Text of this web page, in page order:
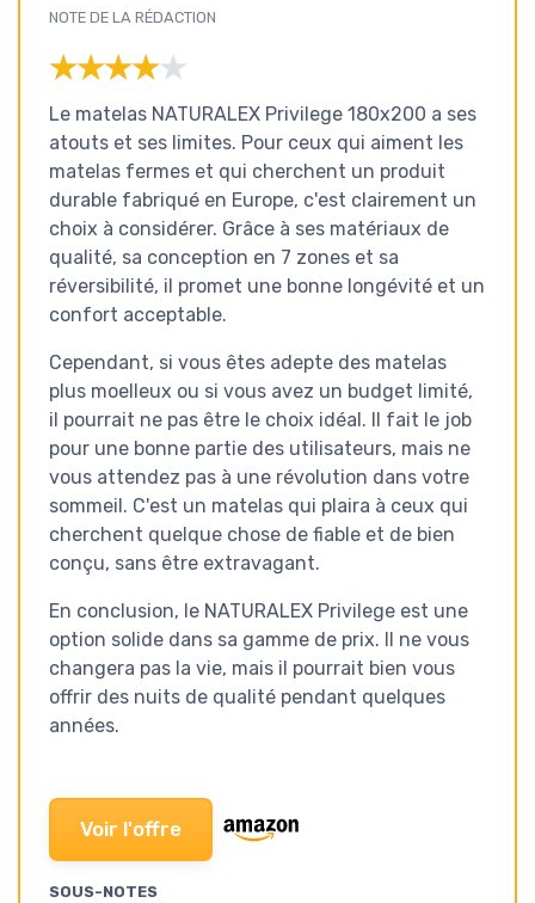
NOTE DE LA RÉDACTION
★★★★★
★★★★★
Le matelas NATURALEX Privilege 180x200 a ses
atouts et ses limites. Pour ceux qui aiment les
matelas fermes et qui cherchent un produit
durable fabriqué en Europe, c'est clairement un
choix à considérer. Grâce à ses matériaux de
qualité, sa conception en 7 zones et sa
réversibilité, il promet une bonne longévité et un
confort acceptable.
Cependant, si vous êtes adepte des matelas
plus moelleux ou si vous avez un budget limité,
il pourrait ne pas être le choix idéal. Il fait le job
pour une bonne partie des utilisateurs, mais ne
vous attendez pas à une révolution dans votre
sommeil. C'est un matelas qui plaira à ceux qui
cherchent quelque chose de fiable et de bien
conçu, sans être extravagant.
En conclusion, le NATURALEX Privilege est une
option solide dans sa gamme de prix. Il ne vous
changera pas la vie, mais il pourrait bien vous
offrir des nuits de qualité pendant quelques
années.
Voir l'offre
SOUS-NOTES